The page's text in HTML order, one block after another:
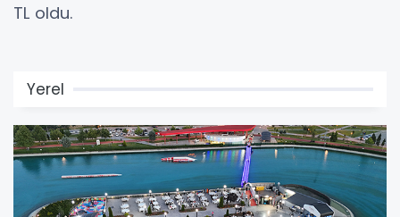
TL oldu.
Yerel